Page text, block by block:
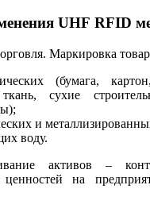
UHF RFID
Маркировка
(бумага,
сухие
и
воду.
активов –
ценностей на